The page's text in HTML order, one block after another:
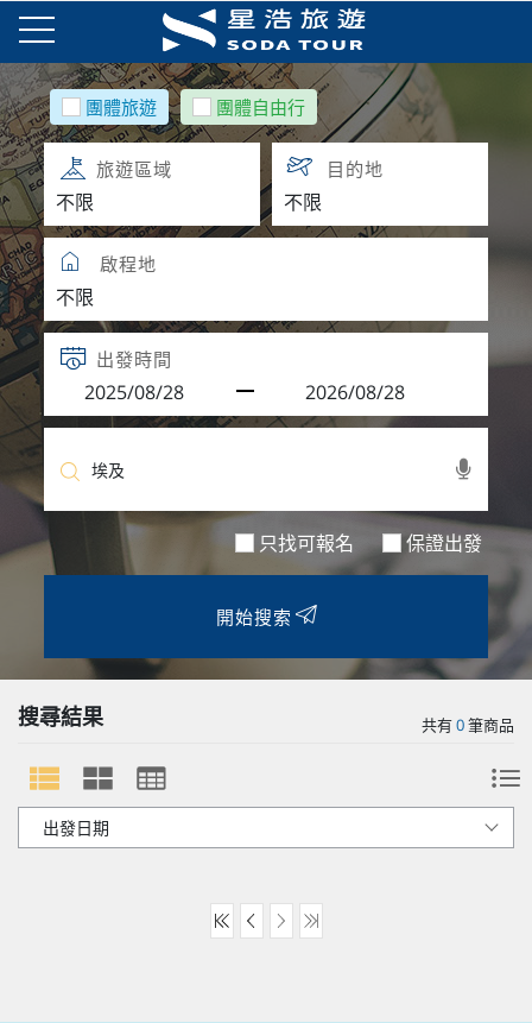
團體旅遊 團體自由行
旅遊區域 目的地
啟程地
出發時間
只找可報名 保證出發
開始搜索
搜尋結果 共有0筆商品